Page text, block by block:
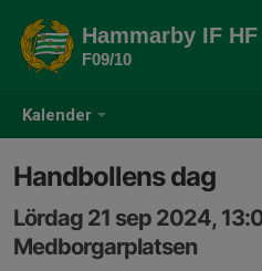
Kalender
Hammarby IF HF
F09/10
Handbollens dag
Lördag 21 sep 2024,
Medborgarplatsen